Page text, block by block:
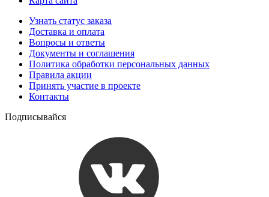
Узнать статус заказа
Доставка и оплата
Вопросы и ответы
Документы и соглашения
Политика обработки персональных данных
Правила акции
Принять участие в проекте
Контакты
Подписывайся